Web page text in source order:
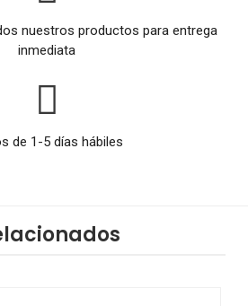
nuestros productos para entrega
inmediata
de 1-5 días hábiles